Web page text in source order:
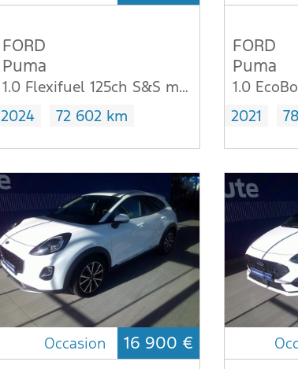
FORD
Puma
1.0 Flexifuel 125ch S&S mHEV Titanium X VU
2024
72 602 km
FORD
Puma
2021
Occasion 16 900 €